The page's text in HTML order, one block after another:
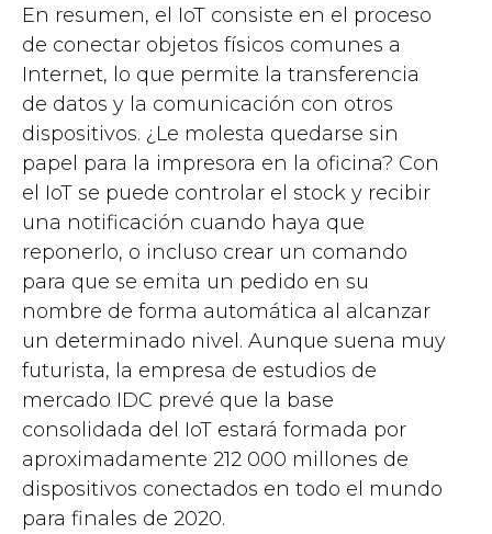
En resumen, el IoT consiste en el proceso
de conectar objetos físicos comunes a
Internet, lo que permite la transferencia
de datos y la comunicación con otros
dispositivos. ¿Le molesta quedarse sin
papel para la impresora en la oficina? Con
el IoT se puede controlar el stock y recibir
una notificación cuando haya que
reponerlo, o incluso crear un comando
para que se emita un pedido en su
nombre de forma automática al alcanzar
un determinado nivel. Aunque suena muy
futurista, la empresa de estudios de
mercado IDC prevé que la base
consolidada del IoT estará formada por
aproximadamente 212 000 millones de
dispositivos conectados en todo el mundo
para finales de 2020.